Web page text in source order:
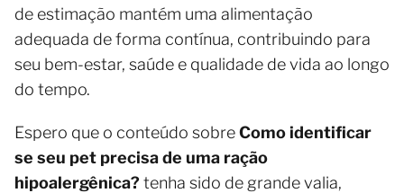
de estimação mantém uma alimentação
adequada de forma contínua, contribuindo para
seu bem-estar, saúde e qualidade de vida ao longo
do tempo.
Espero que o conteúdo sobreComo identificar
se seu pet precisa de uma ração
hipoalergênica?tenha sido de grande valia,